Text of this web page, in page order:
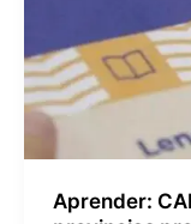
Aprender: